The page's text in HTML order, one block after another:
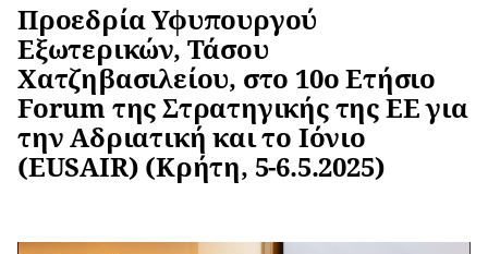
Προεδρία Υφυπουργού
Εξωτερικών, Τάσου
Χατζηβασιλείου, στο 10ο Ετήσιο
Forum της Στρατηγικής της ΕΕ για
την Αδριατική και το Ιόνιο
(EUSAIR) (Κρήτη, 5-6.5.2025)